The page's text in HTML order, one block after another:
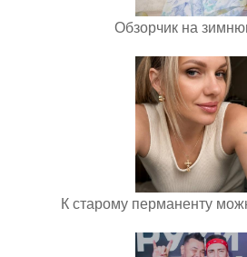
Обзорчик на
К старому перманенту